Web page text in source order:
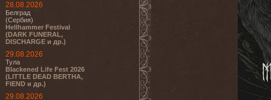
28.08.2026
Белград
(Сербия)
Hellhammer Festival
(DARK FUNERAL,
DISCHARGE и др.)
29.08.2026
Тула
Blackened Life Fest 2026
(LITTLE DEAD BERTHA,
FIEND и др.)
29.08.2026